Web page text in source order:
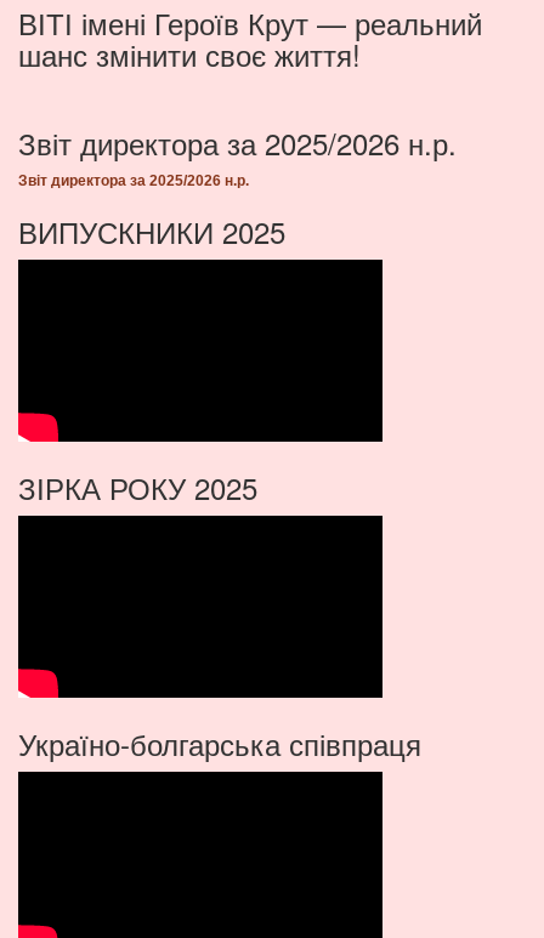
ВІТІ імені Героїв Крут — реальний
шанс змінити своє життя!
Звіт директора за 2025/2026 н.р.
Звіт директора за 2025/2026 н.р.
ВИПУСКНИКИ 2025
ЗІРКА РОКУ 2025
Україно-болгарська співпраця